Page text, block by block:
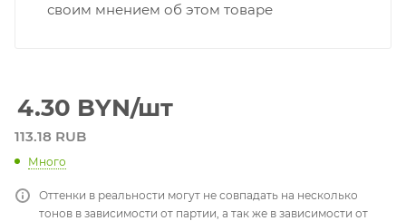
своим мнением об этом товаре
4.30 BYN/шт
113.18 RUB
Много
Оттенки в реальности могут не совпадать на несколько
тонов в зависимости от партии, а так же в зависимости от